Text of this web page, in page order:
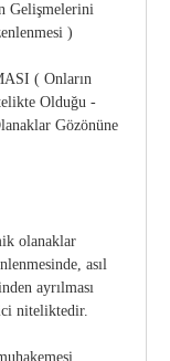
Gelişmelerini
)
( Onların
Olduğu -
Gözönüne
olanaklar
asıl
ayrılması
niteliktedir.